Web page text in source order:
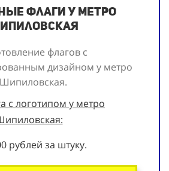
флаги у метро
флагов с
дизайном у метро
Шипиловская.
с логотипом у метро
рублей за штуку.